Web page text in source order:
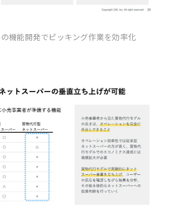
機能開発でピッキング作業を効率化